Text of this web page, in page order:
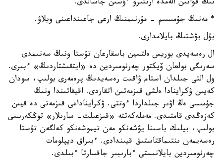
تىڭ قۋاتىن الەمدە ارتتىرۋ ءۇشىن جاسالدى.
* مەنىڭ جۇمىسىم - مۇرنىمنىڭ ارعى جاعىنداعىنى ويلاۋ.
بۇل بۋشتىڭ بايلامدارى.
ال رەسەيدى بوريس ەلتسين باسقارعان تۇستا ونىڭ سەنىمدى
سەرىگى بولعان ۆيكتور چەرنومىردين دە «ايتقىشتاردىڭ» ءبىرى.
ول التى جىلدان استام ۋاقىت رەسەيدىڭ پرەمەرى بولىپ، سودان
كەيىن ۋكراينادا ەلشى قىزمەتىن اتقاردى. اقيقاتىندا ونىڭ
جۇمىسى ەڭ اۋىر جىلداردا ءوتتى. ۋكرايناداعى قىزمەتى دە قيىن
كەزەڭدى قامتىدى. مەملەكەتتە «قىزعىلت- سارىلار» توڭكەرىسى
بولىپ، بيلىك باسىنا يۋشەنكو مەن تيموشەنكو كەلگەن تۇستا
رەسەيمەن ىنتىماقتاستىق قيىندادى. ءبىراق ديپلومات
چەرنومىردين بايلانىستى ءبارىبىر جاقسارتا ءبىلدى.